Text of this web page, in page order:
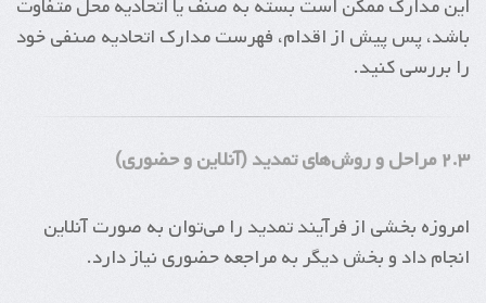
این مدارک ممکن است بسته به صنف یا اتحادیه محل متفاوت
باشد، پس پیش از اقدام، فهرست مدارک اتحادیه صنفی خود
را بررسی کنید.
۲.۳ مراحل و روش‌های تمدید (آنلاین و حضوری)
امروزه بخشی از فرآیند تمدید را می‌توان به صورت آنلاین
انجام داد و بخش دیگر به مراجعه حضوری نیاز دارد.